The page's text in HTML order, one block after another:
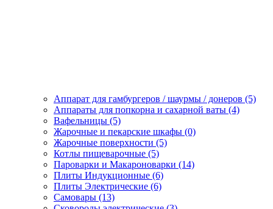
Аппарат для гамбургеров / шаурмы / донеров (5)
Аппараты для попкорна и сахарной ваты (4)
Вафельницы (5)
Жарочные и пекарские шкафы (0)
Жарочные поверхности (5)
Котлы пищеварочные (5)
Пароварки и Макароноварки (14)
Плиты Индукционные (6)
Плиты Электрические (6)
Самовары (13)